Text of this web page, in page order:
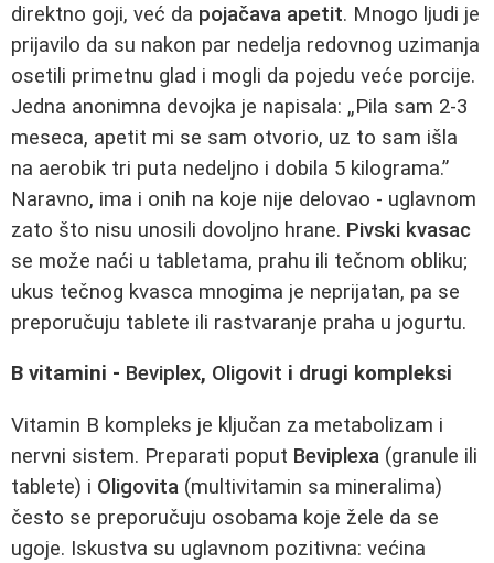
direktno goji, već da pojačava apetit. Mnogo ljudi je
prijavilo da su nakon par nedelja redovnog uzimanja
osetili primetnu glad i mogli da pojedu veće porcije.
Jedna anonimna devojka je napisala: „Pila sam 2-3
meseca, apetit mi se sam otvorio, uz to sam išla
na aerobik tri puta nedeljno i dobila 5 kilograma.”
Naravno, ima i onih na koje nije delovao - uglavnom
zato što nisu unosili dovoljno hrane. Pivski kvasac
se može naći u tabletama, prahu ili tečnom obliku;
ukus tečnog kvasca mnogima je neprijatan, pa se
preporučuju tablete ili rastvaranje praha u jogurtu.
B vitamini - Beviplex, Oligovit i drugi kompleksi
Vitamin B kompleks je ključan za metabolizam i
nervni sistem. Preparati poput Beviplexa (granule ili
tablete) i Oligovita (multivitamin sa mineralima)
često se preporučuju osobama koje žele da se
ugoje. Iskustva su uglavnom pozitivna: većina